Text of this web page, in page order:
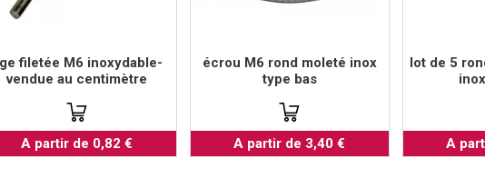
filetée M6 inoxydable-
vendue au centimètre
A partir de 0,82 €
écrou M6 rond moleté inox
type bas
A partir de 3,40 €
lot de 5
A